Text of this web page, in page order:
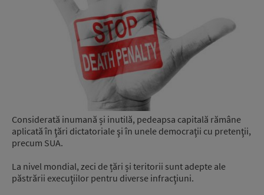
Considerată inumană și inutilă, pedeapsa capitală rămâne
aplicată în ţări dictatoriale şi în unele democraţii cu pretenţii,
precum SUA.
La nivel mondial, zeci de țări și teritorii sunt adepte ale
păstrării execuţiilor pentru diverse infracţiuni.